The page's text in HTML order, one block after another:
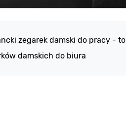
zegarek damski do pracy -
damskich do biura